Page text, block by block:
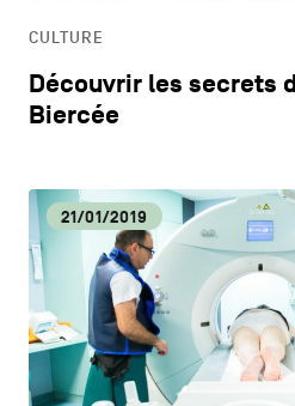
CULTURE
Découvrir les secrets
Biercée
21/01/2019